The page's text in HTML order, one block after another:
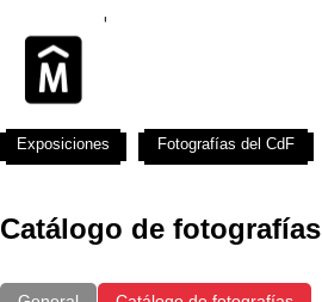
Catálogo de fotografías
Exposiciones Fotografías del CdF